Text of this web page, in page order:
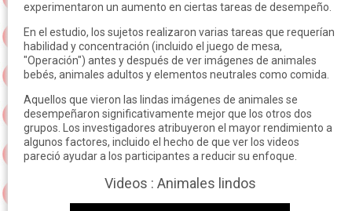
experimentaron un aumento en ciertas tareas de desempeño.
En el estudio, los sujetos realizaron varias tareas que requerían
habilidad y concentración (incluido el juego de mesa,
"Operación") antes y después de ver imágenes de animales
bebés, animales adultos y elementos neutrales como comida.
Aquellos que vieron las lindas imágenes de animales se
desempeñaron significativamente mejor que los otros dos
grupos. Los investigadores atribuyeron el mayor rendimiento a
algunos factores, incluido el hecho de que ver los videos
pareció ayudar a los participantes a reducir su enfoque.
Videos : Animales lindos